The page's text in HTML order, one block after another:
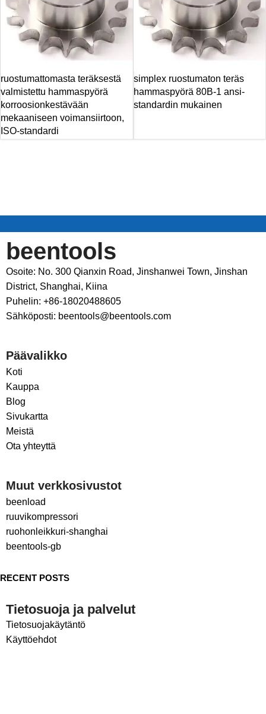
ruostumattomasta teräksestä
valmistettu hammaspyörä
korroosionkestävään
mekaaniseen voimansiirtoon,
ISO-standardi
simplex ruostumaton teräs
hammaspyörä 80B-1 ansi-
standardin mukainen
beentools
Osoite: No. 300 Qianxin Road, Jinshanwei Town, Jinshan
District, Shanghai, Kiina
Puhelin: +86-18020488605
Sähköposti: beentools@beentools.com
Päävalikko
Koti
Kauppa
Blog
Sivukartta
Meistä
Ota yhteyttä
Muut verkkosivustot
beenload
ruuvikompressori
ruohonleikkuri-shanghai
beentools-gb
RECENT POSTS
Tietosuoja ja palvelut
Tietosuojakäytäntö
Käyttöehdot